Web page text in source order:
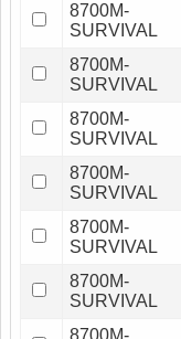
8700M-
SURVIVAL
8700M-
SURVIVAL
8700M-
SURVIVAL
8700M-
SURVIVAL
8700M-
SURVIVAL
8700M-
SURVIVAL